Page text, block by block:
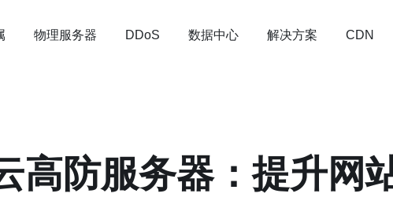
物理服务器 DDoS 数据中心 解决方案 CDN
高防服务器：提升网